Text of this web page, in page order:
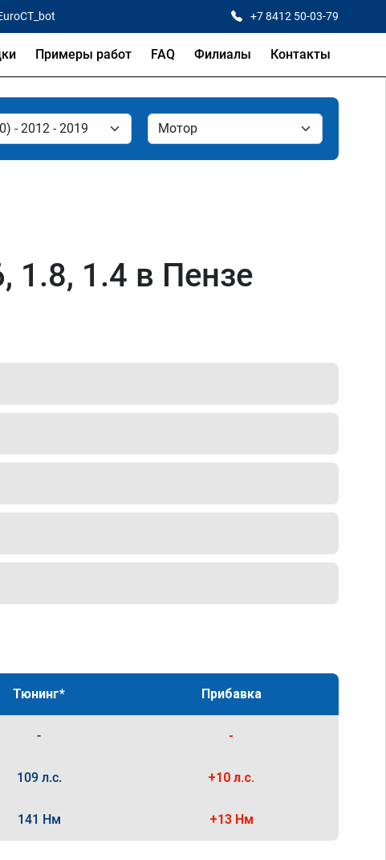
+7 8412 50-03-79
Примеры работ FAQ Филиалы Контакты
1.8, 1.4 в Пензе
Тюнинг* Прибавка
- -
109 л.с. +10 л.с.
141 Нм +13 Нм